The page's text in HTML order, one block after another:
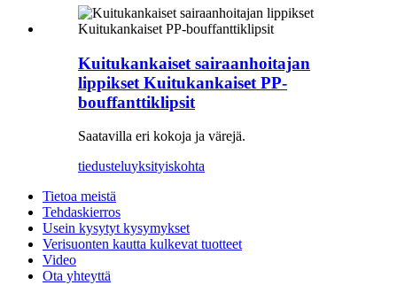
Kuitukankaiset sairaanhoitajan
lippikset Kuitukankaiset PP-
bouffanttiklipsit
Saatavilla eri kokoja ja värejä.
tiedusteluyksityiskohta
Tietoa meistä
Tehdaskierros
Usein kysytyt kysymykset
Verisuonten kautta kulkevat tuotteet
Video
Ota yhteyttä